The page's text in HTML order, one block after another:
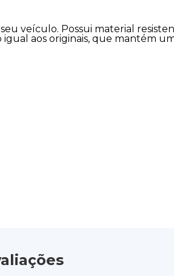
veículo. Possui material
aos originais, que mantém